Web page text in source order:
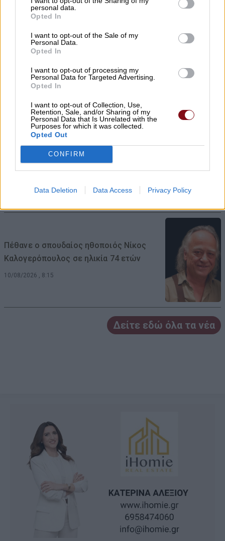
personal data.
Opted In
I want to opt-out of the Sale of my
Personal Data.
Opted In
I want to opt-out of processing my
Personal Data for Targeted Advertising.
Opted In
I want to opt-out of Collection, Use,
Retention, Sale, and/or Sharing of my
Personal Data that Is Unrelated with the
Purposes for which it was collected.
Opted Out
CONFIRM
Data Deletion Data Access Privacy Policy
10/08/2026 , 10:09
Ανακοίνωση της ΕΛΜΕ Ν. Λάρισας για τη
σύλληψη του προέδρου του Ε.Κ.Λ.
10/08/2026 , 9:46
του πυρήνα «Κουκουλίτσιος –
Μουσιάρης»
Κλειστά από σήμερα το Μανάβικο «Από το
Πέθανε ο σπουδαίος ηθοποιός Νίκος
Καλογερόπουλος σε ηλικία 74 ετών
10/08/2026 , 8:15
Δείτε εδώ όλα τα νέα